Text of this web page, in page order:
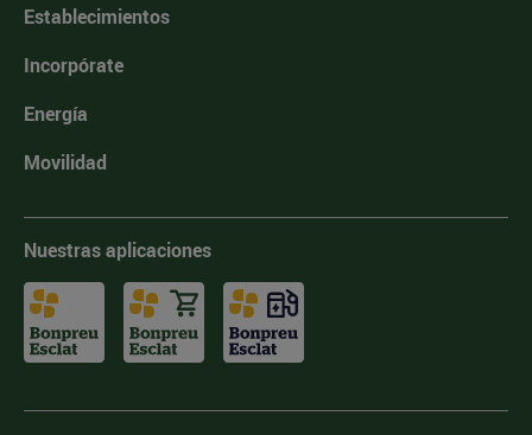
Establecimientos
Incorpórate
Energía
Movilidad
Nuestras aplicaciones